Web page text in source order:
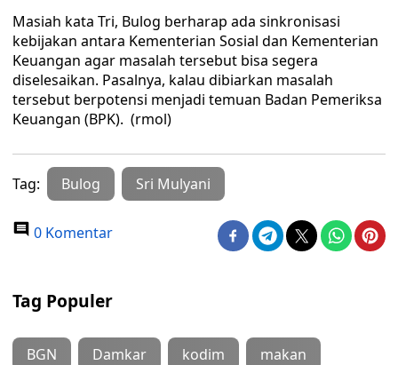
Masiah kata Tri, Bulog berharap ada sinkronisasi
kebijakan antara Kementerian Sosial dan Kementerian
Keuangan agar masalah tersebut bisa segera
diselesaikan. Pasalnya, kalau dibiarkan masalah
tersebut berpotensi menjadi temuan Badan Pemeriksa
Keuangan (BPK). (rmol)
Tag: Bulog Sri Mulyani
0 Komentar
Tag Populer
BGN Damkar kodim makan